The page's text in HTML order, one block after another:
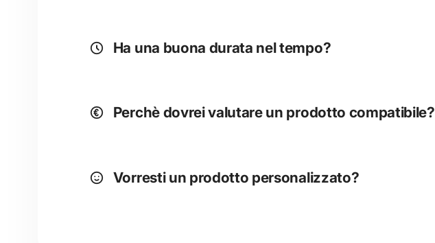
Ha una buona durata nel tempo?
Perchè dovrei valutare un prodotto compatibile?
Vorresti un prodotto personalizzato?